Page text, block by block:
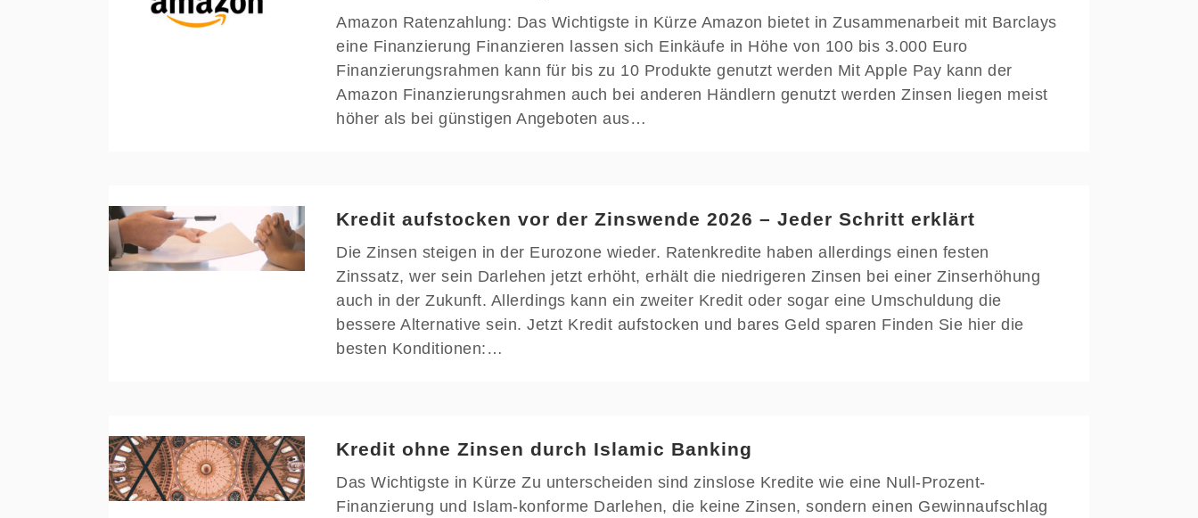
Amazon Ratenzahlung: Das Wichtigste in Kürze Amazon bietet in Zusammenarbeit mit Barclays
eine Finanzierung Finanzieren lassen sich Einkäufe in Höhe von 100 bis 3.000 Euro
Finanzierungsrahmen kann für bis zu 10 Produkte genutzt werden Mit Apple Pay kann der
Amazon Finanzierungsrahmen auch bei anderen Händlern genutzt werden Zinsen liegen meist
höher als bei günstigen Angeboten aus…
Kredit aufstocken vor der Zinswende 2026 – Jeder Schritt erklärt
Die Zinsen steigen in der Eurozone wieder. Ratenkredite haben allerdings einen festen
Zinssatz, wer sein Darlehen jetzt erhöht, erhält die niedrigeren Zinsen bei einer Zinserhöhung
auch in der Zukunft. Allerdings kann ein zweiter Kredit oder sogar eine Umschuldung die
bessere Alternative sein. Jetzt Kredit aufstocken und bares Geld sparen Finden Sie hier die
besten Konditionen:…
Kredit ohne Zinsen durch Islamic Banking
Das Wichtigste in Kürze Zu unterscheiden sind zinslose Kredite wie eine Null-Prozent-
Finanzierung und Islam-konforme Darlehen, die keine Zinsen, sondern einen Gewinnaufschlag